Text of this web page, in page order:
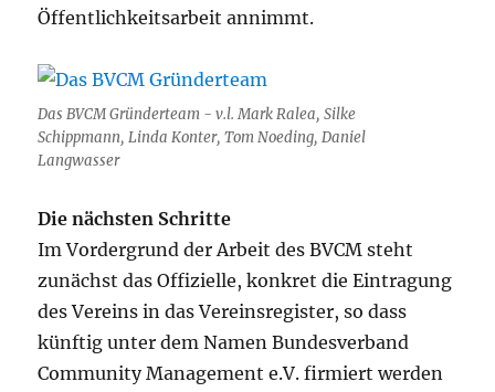
Öffentlichkeitsarbeit annimmt.
Das BVCM Gründerteam - v.l. Mark Ralea, Silke
Schippmann, Linda Konter, Tom Noeding, Daniel
Langwasser
Die nächsten Schritte
Im Vordergrund der Arbeit des BVCM steht
zunächst das Offizielle, konkret die Eintragung
des Vereins in das Vereinsregister, so dass
künftig unter dem Namen Bundesverband
Community Management e.V. firmiert werden